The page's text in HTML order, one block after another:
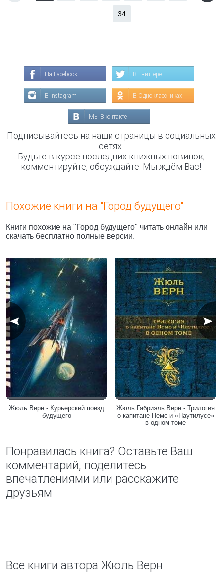
34
На Facebook В Твиттере
В Instagram В Одноклассниках
Мы Вконтакте
Подписывайтесь на наши страницы в социальных
сетях.
Будьте в курсе последних книжных новинок,
комментируйте, обсуждайте. Мы ждём Вас!
Похожие книги на "Город будущего"
Книги похожие на "Город будущего" читать онлайн или
скачать бесплатно полные версии.
Жюль Верн - Курьерский поезд
будущего
Жюль Габриэль Верн - Трилогия
о капитане Немо и «Наутилусе»
в одном томе
Понравилась книга? Оставьте Ваш
комментарий, поделитесь
впечатлениями или расскажите
друзьям
Все книги автора Жюль Верн